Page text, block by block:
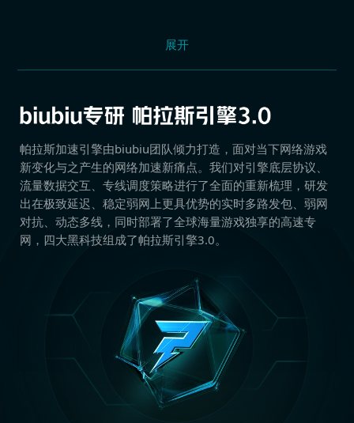
展开
帕拉斯加速引擎由biubiu团队倾力打造，面对当下网络游戏
新变化与之产生的网络加速新痛点。我们对引擎底层协议、
流量数据交互、专线调度策略进行了全面的重新梳理，研发
出在极致延迟、稳定弱网上更具优势的实时多路发包、弱网
对抗、动态多线，同时部署了全球海量游戏独享的高速专
网，四大黑科技组成了帕拉斯引擎3.0。